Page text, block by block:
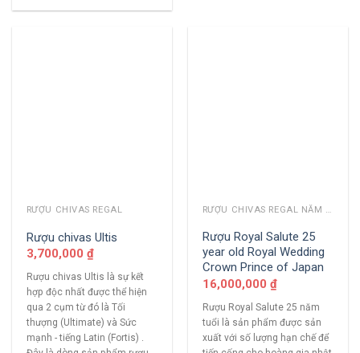
RƯỢU CHIVAS REGAL
Rượu chivas Ultis
3,700,000 ₫
Rượu chivas Ultis là sự kết
hợp độc nhất được thể hiện
qua 2 cụm từ đó là Tối
thượng (Ultimate) và Sức
mạnh - tiếng Latin (Fortis) .
RƯỢU CHIVAS REGAL NĂM CŨ
Rượu Royal Salute 25
year old Royal Wedding
Crown Prince of Japan
16,000,000 ₫
Rượu Royal Salute 25 năm
tuổi là sản phẩm được sản
xuất với số lượng hạn chế để